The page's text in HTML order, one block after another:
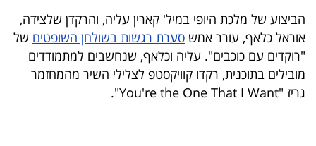
עסקי
ספורט
קריירה
ולימודים
הביצוע של מלכת היופי במיל' קארין עליה, והרקדן שלצידה,
אוראל כלאף, עורר אמש סערת רגשות בשולחן השופטים של
"רוקדים עם כוכבים". עליה וכלאף, שנחשבים למתמודדים
מובילים בתוכנית, רקדו קוויקסטפ לצלילי השיר מהמחזמר
גריז "You're the One That I Want
".